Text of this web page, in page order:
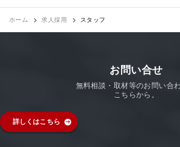
ホーム 求人採用 スタッフ
お問い合せ
無料相談・取材等のお問い合
こちらから。
詳しくはこちら